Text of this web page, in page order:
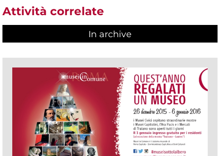
Attività correlate
In archive